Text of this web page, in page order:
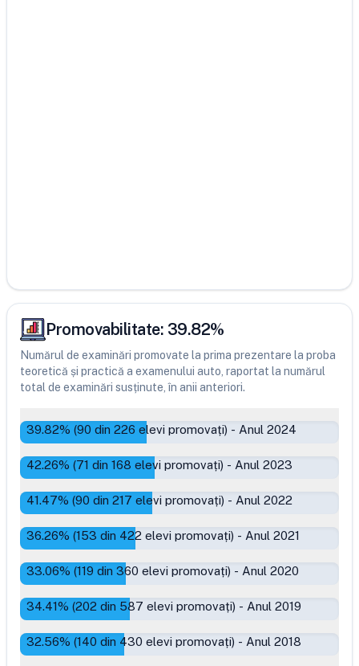
Promovabilitate: 39.82%
Numărul de examinări promovate la prima prezentare la proba
teoretică și practică a examenului auto, raportat la numărul
total de examinări susținute, în anii anteriori.
39.82% (90 din 226 elevi promovați) - Anul 2024
42.26% (71 din 168 elevi promovați) - Anul 2023
41.47% (90 din 217 elevi promovați) - Anul 2022
36.26% (153 din 422 elevi promovați) - Anul 2021
33.06% (119 din 360 elevi promovați) - Anul 2020
34.41% (202 din 587 elevi promovați) - Anul 2019
32.56% (140 din 430 elevi promovați) - Anul 2018